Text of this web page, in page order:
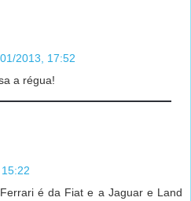
2013, 17:52
a régua!
é da Fiat e a Jaguar e Land